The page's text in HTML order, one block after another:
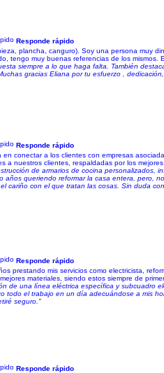
Responde rápido
plancha, canguro). Soy una persona muy
tengo muy buenas referencias de los mismos.
siempre a lo que haga falta. También
gracias Eliana por tu esfuerzo ,
Responde rápido
conectar a los clientes con empresas
a nuestros clientes, respaldadas por los
de armarios de cocina
queriendo reformar la casa entera, pero,
con el que tratan las cosas. Sin duda
Responde rápido
prestando mis servicios como electricista,
materiales, siendo estos siempre de
de una línea eléctrica específica y
todo el trabajo en un día adecuándose a mis
seguro."
Responde rápido